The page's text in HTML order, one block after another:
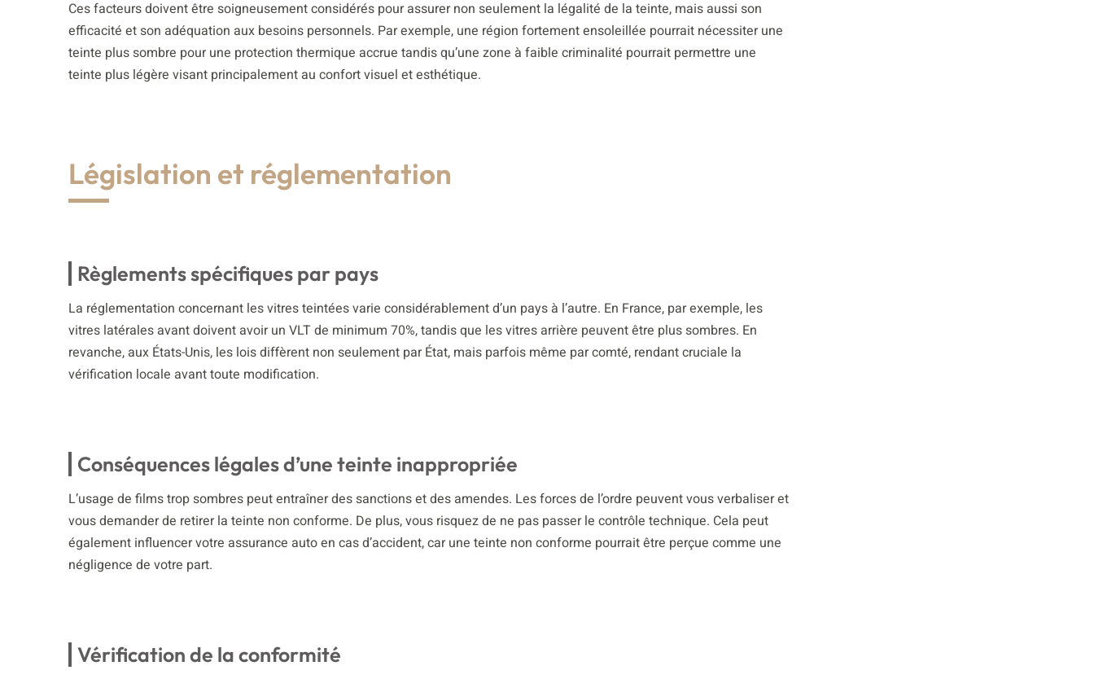
Ces facteurs doivent être soigneusement considérés pour assurer non seulement la légalité de la teinte, mais aussi son
efficacité et son adéquation aux besoins personnels. Par exemple, une région fortement ensoleillée pourrait nécessiter une
teinte plus sombre pour une protection thermique accrue tandis qu’une zone à faible criminalité pourrait permettre une
teinte plus légère visant principalement au confort visuel et esthétique.
Législation et réglementation
Règlements spécifiques par pays
La réglementation concernant les vitres teintées varie considérablement d’un pays à l’autre. En France, par exemple, les
vitres latérales avant doivent avoir un VLT de minimum 70%, tandis que les vitres arrière peuvent être plus sombres. En
revanche, aux États-Unis, les lois diffèrent non seulement par État, mais parfois même par comté, rendant cruciale la
vérification locale avant toute modification.
Conséquences légales d’une teinte inappropriée
L’usage de films trop sombres peut entraîner des sanctions et des amendes. Les forces de l’ordre peuvent vous verbaliser et
vous demander de retirer la teinte non conforme. De plus, vous risquez de ne pas passer le contrôle technique. Cela peut
également influencer votre assurance auto en cas d’accident, car une teinte non conforme pourrait être perçue comme une
négligence de votre part.
Vérification de la conformité